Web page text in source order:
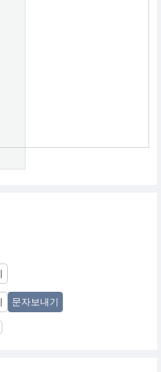
문자보내기